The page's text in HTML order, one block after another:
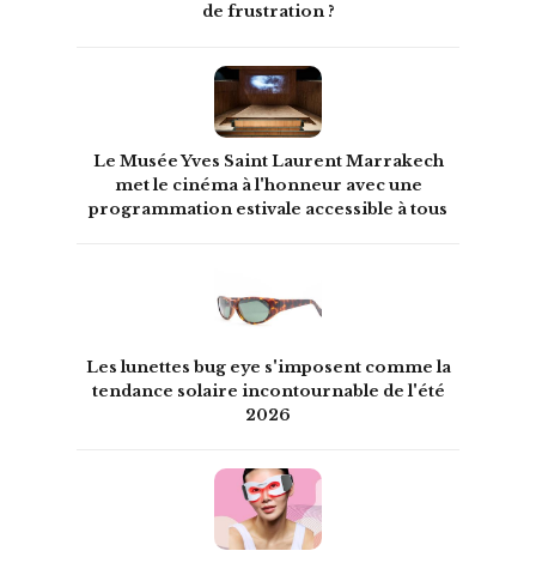
de frustration ?
Le Musée Yves Saint Laurent Marrakech
met le cinéma à l'honneur avec une
programmation estivale accessible à tous
Les lunettes bug eye s'imposent comme la
tendance solaire incontournable de l'été
2026